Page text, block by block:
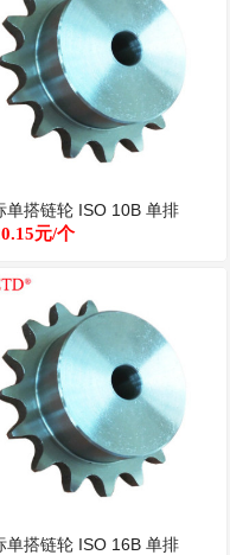
单搭链轮 ISO 10B 单排
元/个
单搭链轮 ISO 16B 单排